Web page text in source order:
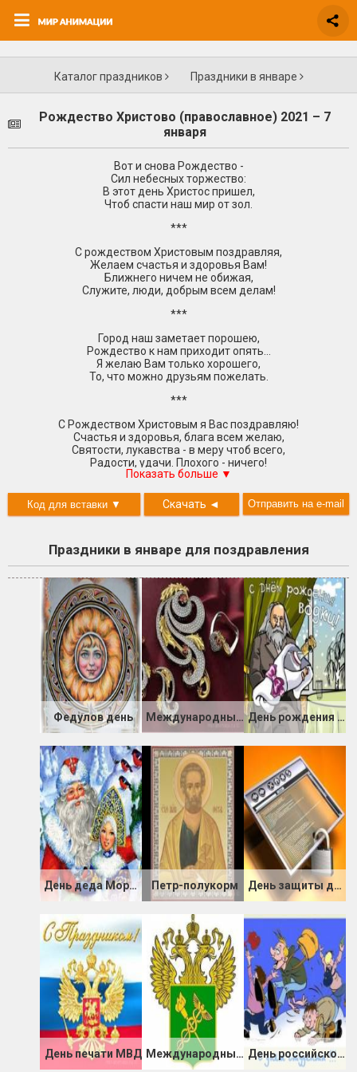
Каталог праздников Праздники в январе
Рождество Христово (православное) 2021 – 7
января
Вот и снова Рождество -
Сил небесных торжество:
В этот день Христос пришел,
Чтоб спасти наш мир от зол.
***
С рождеством Христовым поздравляя,
Желаем счастья и здоровья Вам!
Ближнего ничем не обижая,
Служите, люди, добрым всем делам!
***
Город наш заметает порошею,
Рождество к нам приходит опять...
Я желаю Вам только хорошего,
То, что можно друзьям пожелать.
***
С Рождеством Христовым я Вас поздравляю!
Счастья и здоровья, блага всем желаю,
Святости, лукавства - в меру чтоб всего,
Радости, удачи. Плохого - ничего!
Рождеству Христову наступил черед,
Пусть в сердцах пылает светлый, яркий свет.
С Рождеством Христовым поздравляем всех,
Вокруг будет радость, веселье и смех.
***
Рождество пришло к Вам в дом,
Засияло вмиг все в нем,
Праздника пришла пора
Радуется детвора.
В этот праздник Рожденья Христа,
Пожелаю, чтоб сбылись чудеса,
Сказка в дом Ваш ворвалась,
Новая жизнь чтоб для Вас началась.
***
Праздник Рождества хрустально чист.
Радуются люди, птицы, звери.
Рождество пришло, откройте настежь
Свою душу, окна, сердце, двери.
Тебя хочу поздравить с Рождеством,
Оно тебе подарит чистый снег,
Любовь, тепло, здоровье, дружбу, радость.
Пусть слышит небо твой счастливый смех.
***
Рождество пришло, великий праздник.
Собирайте близких и друзей.
Шалит за окнами мороз-проказник,
А в доме лишь от этого теплей.
Я пожелать хочу от всей души
Пусть Рождество исполнит все мечты.
Желаю тебе радости и счастья.
Здоровья, бодрости и красоты.
***
Дорогой мой человек,
Показать больше ▼
Скачать ◄
Праздники в январе для поздравления
Федулов день Международный день ювелира День рождения русской водки
День деда Мороза и Снегурки Петр-полукорм День защиты данных
День печати МВД Международный день таможенника День российского студенчества (Татьянин день)